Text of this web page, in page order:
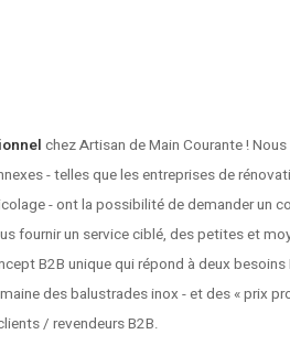
chez Artisan de Main Courante !
- telles que les entreprises de
- ont la possibilité de demander un
fournir un service ciblé, des petites et
B2B unique qui répond à deux
des balustrades inox - et des « prix
/ revendeurs B2B.